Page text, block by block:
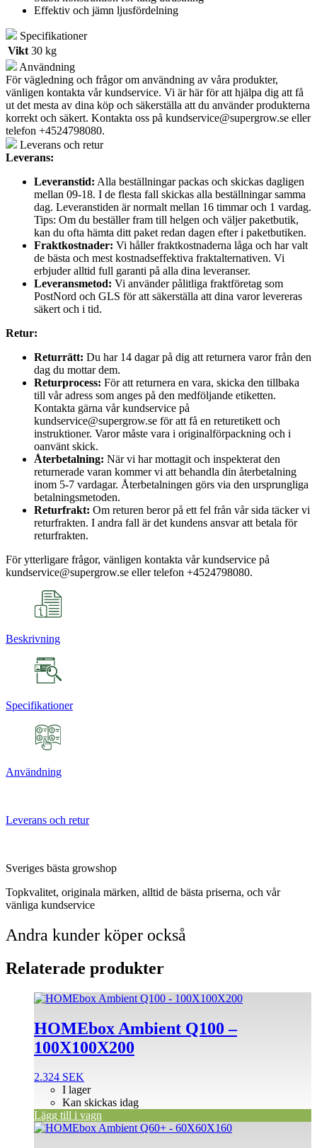
Effektiv och jämn ljusfördelning
Specifikationer
Vikt 30 kg
Användning
För vägledning och frågor om användning av våra produkter,
vänligen kontakta vår kundservice. Vi är här för att hjälpa dig att få
ut det mesta av dina köp och säkerställa att du använder produkterna
korrekt och säkert. Kontakta oss på kundservice@supergrow.se eller
telefon +4524798080.
Leverans och retur
Leverans:
Leveranstid: Alla beställningar packas och skickas dagligen
mellan 09-18. I de flesta fall skickas alla beställningar samma
dag. Leveranstiden är normalt mellan 16 timmar och 1 vardag.
Tips: Om du beställer fram till helgen och väljer paketbutik,
kan du ofta hämta ditt paket redan dagen efter i paketbutiken.
Fraktkostnader: Vi håller fraktkostnaderna låga och har valt
de bästa och mest kostnadseffektiva fraktalternativen. Vi
erbjuder alltid full garanti på alla dina leveranser.
Leveransmetod: Vi använder pålitliga fraktföretag som
PostNord och GLS för att säkerställa att dina varor levereras
säkert och i tid.
Retur:
Returrätt: Du har 14 dagar på dig att returnera varor från den
dag du mottar dem.
Returprocess: För att returnera en vara, skicka den tillbaka
till vår adress som anges på den medföljande etiketten.
Kontakta gärna vår kundservice på
kundservice@supergrow.se för att få en returetikett och
instruktioner. Varor måste vara i originalförpackning och i
oanvänt skick.
Återbetalning: När vi har mottagit och inspekterat den
returnerade varan kommer vi att behandla din återbetalning
inom 5-7 vardagar. Återbetalningen görs via den ursprungliga
betalningsmetoden.
Returfrakt: Om returen beror på ett fel från vår sida täcker vi
returfrakten. I andra fall är det kundens ansvar att betala för
returfrakten.
För ytterligare frågor, vänligen kontakta vår kundservice på
kundservice@supergrow.se eller telefon +4524798080.
Beskrivning
Specifikationer
Användning
Leverans och retur
Sveriges bästa growshop
Topkvalitet, originala märken, alltid de bästa priserna, och vår
vänliga kundservice
Andra kunder köper också
Relaterade produkter
HOMEbox Ambient Q100 –
100X100X200
2.324 SEK
I lager
Kan skickas idag
Lägg till i vagn